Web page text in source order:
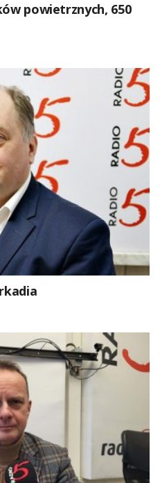
powietrznych, 650